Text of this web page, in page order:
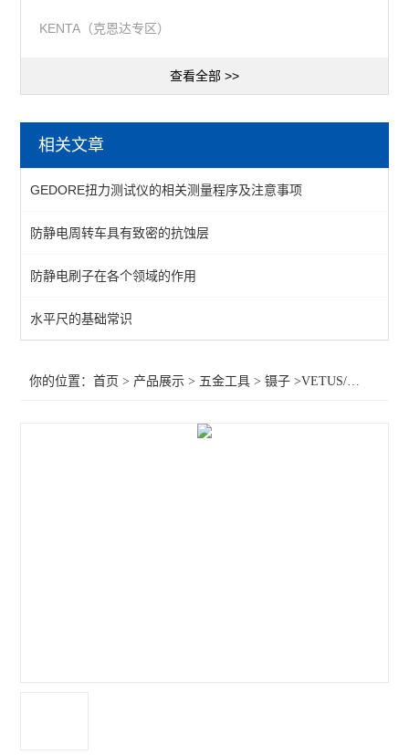
KENTA（克恩达专区）
查看全部 >>
相关文章
GEDORE扭力测试仪的相关测量程序及注意事项
防静电周转车具有致密的抗蚀层
防静电刷子在各个领域的作用
水平尺的基础常识
你的位置：首页 > 产品展示 > 五金工具 >镊子 >VETUS/SA系列镊子